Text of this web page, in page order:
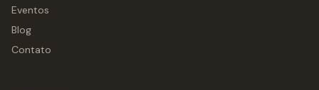
Eventos
Blog
Contato